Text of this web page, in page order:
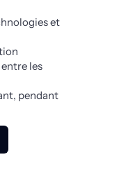
et
les
pendant